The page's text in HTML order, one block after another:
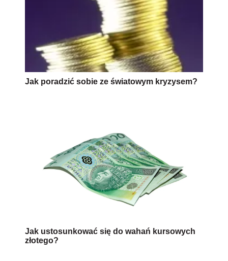
Jak poradzić sobie ze światowym kryzysem?
Jak ustosunkować się do wahań kursowych
złotego?